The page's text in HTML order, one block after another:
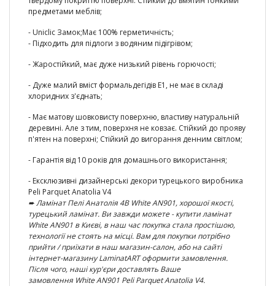
предметами меблів;
- Uniclic Замок;Має 100% герметичність;
- Підходить для підлоги з водяним підігрівом;
-Жаростійкий, має дуже низький рівень горючості;
- Дуже малий вміст формальдегідів E1 , не має в складі
хлоридних з'єднать;
- Має матову шовковисту поверхню, властиву натуральній
деревині. Але з тим, поверхня не ковзає. Стійкий до прояву
п'ятен на поверхні; Стійкий до вигорання денним світлом;
- Гарантія від 10 років для домашнього використання;
- Ексклюзивні дизайнерські декори турецького виробника
Peli Parquet Anatolia V4
➨ ЛамінатПелі Анатолія 4В White AN901, хорошої якості,
турецький ламінат. Ви завжди можете - купити ламінат
White AN901 в Києві, в наш час покупка стала простішою,
технології не стоять на місці. Вам для покупки потрібно
прийти / приїхати в наш магазин-салон, або на сайті
інтернет-магазину LaminatART оформити замовлення.
Після чого, наші кур'єри доставлять Ваше
замовлення White AN901 Peli Parquet Anatolia V4.